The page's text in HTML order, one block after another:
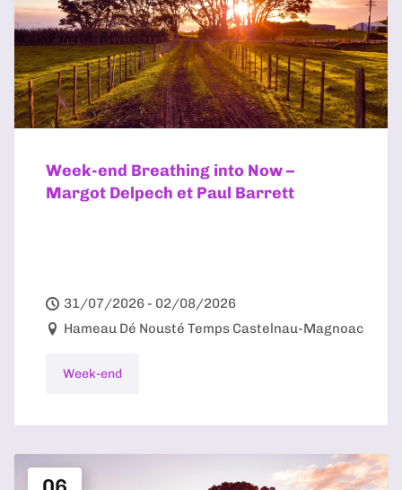
Week-end Breathing into Now –
Margot Delpech et Paul Barrett
31/07/2026 - 02/08/2026
Hameau Dé Nousté Temps Castelnau-Magnoac
Week-end